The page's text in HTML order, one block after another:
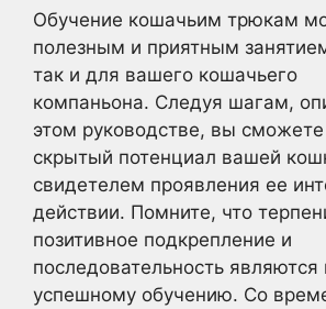
Обучение кошачьим трюкам
полезным и приятным
так и для вашего кошачьего
компаньона. Следуя шагам,
этом руководстве, вы
скрытый потенциал вашей
свидетелем проявления ее
действии. Помните, что
позитивное подкрепление и
последовательность
успешному обучению. Со